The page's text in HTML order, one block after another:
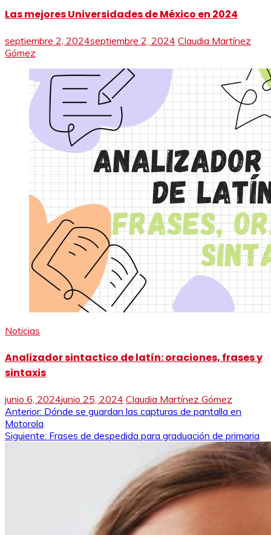
Las mejores Universidades de México en 2024
septiembre 2, 2024septiembre 2, 2024 Claudia Martínez
Gómez
Noticias
Analizador sintactico de latín: oraciones, frases y
sintaxis
junio 6, 2024junio 25, 2024 Claudia Martínez Gómez
Navegación
de
Anterior: Dónde se guardan las capturas de pantalla en
Motorola
Siguiente: Frases de despedida para graduación de primaria